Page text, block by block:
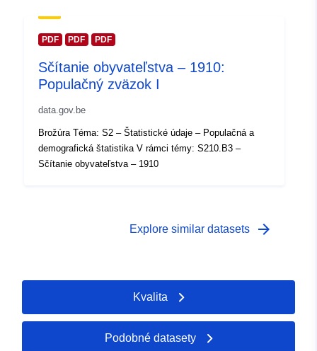
Časové pokrytie:
- 31 December 1910
PDF PDF PDF
Sčítanie obyvateľstva – 1910:
Populačný zväzok I
data.gov.be
Brožúra Téma: S2 – Štatistické údaje – Populačná a
demografická štatistika V rámci témy: S210.B3 –
Sčítanie obyvateľstva – 1910
Explore similar datasets arrow_forward
Kvalita
Podobné datasety